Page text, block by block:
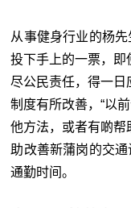
从事健身行业的杨
投下手上的一票，即
尽公民责任，得一日
制度有所改善，“以
他方法，或者有啲帮
助改善新蒲岗的交
通勤时间。